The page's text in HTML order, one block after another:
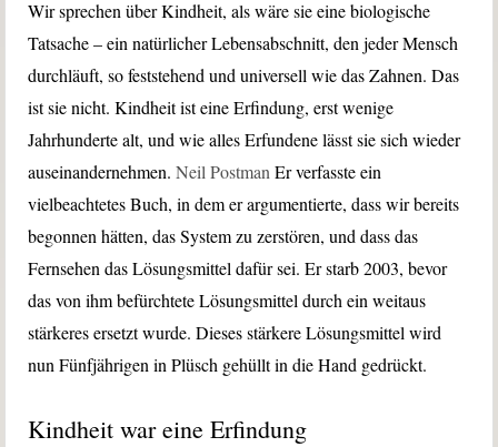
Wir sprechen über Kindheit, als wäre sie eine biologische
Tatsache – ein natürlicher Lebensabschnitt, den jeder Mensch
durchläuft, so feststehend und universell wie das Zahnen. Das
ist sie nicht. Kindheit ist eine Erfindung, erst wenige
Jahrhunderte alt, und wie alles Erfundene lässt sie sich wieder
auseinandernehmen.Neil PostmanEr verfasste ein
vielbeachtetes Buch, in dem er argumentierte, dass wir bereits
begonnen hätten, das System zu zerstören, und dass das
Fernsehen das Lösungsmittel dafür sei. Er starb 2003, bevor
das von ihm befürchtete Lösungsmittel durch ein weitaus
stärkeres ersetzt wurde. Dieses stärkere Lösungsmittel wird
nun Fünfjährigen in Plüsch gehüllt in die Hand gedrückt.
Kindheit war eine Erfindung